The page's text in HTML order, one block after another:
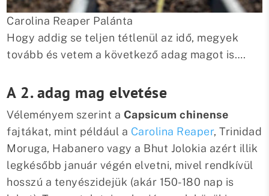
Carolina Reaper Palánta
Hogy addig se teljen tétlenül az idő, megyek
tovább és vetem a következő adag magot is….
A 2. adag mag elvetése
Véleményem szerint a Capsicum chinense
fajtákat, mint például a Carolina Reaper, Trinidad
Moruga, Habanero vagy a Bhut Jolokia azért illik
legkésőbb január végén elvetni, mivel rendkívül
hosszú a tenyészidejük (akár 150-180 nap is